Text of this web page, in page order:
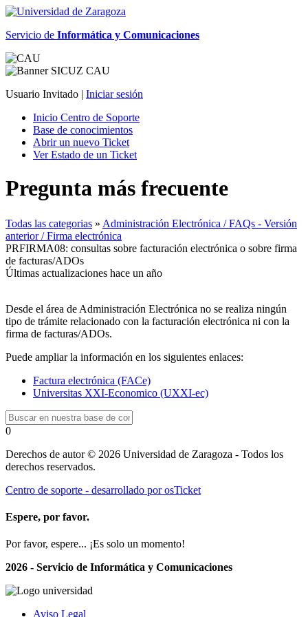
Servicio de Informática y Comunicaciones
Usuario Invitado | Iniciar sesión
Inicio Centro de Soporte
Base de conocimientos
Abrir un nuevo Ticket
Ver Estado de un Ticket
Pregunta más frecuente
Todas las categorias » Administración Electrónica / FAQs - Versión
anterior / Firma electrónica
PRFIRMA08: consultas sobre facturación electrónica o sobre firma
de facturas/ADOs
Últimas actualizaciones hace un año
Desde el área de Administración Electrónica no se realiza ningún
tipo de trámite relacionado con la facturación electrónica ni con la
firma de facturas/ADOs.
Puede ampliar la información en los siguientes enlaces:
Factura electrónica (FACe)
Universitas XXI-Economico (UXXI-ec)
0
Derechos de autor © 2026 Universidad de Zaragoza - Todos los
derechos reservados.
Centro de soporte - desarrollado por osTicket
Espere, por favor.
Por favor, espere... ¡Es solo un momento!
2026 - Servicio de Informática y Comunicaciones
Aviso Legal